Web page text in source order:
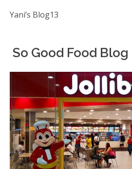
Yani’s Blog13
So Good Food Blog